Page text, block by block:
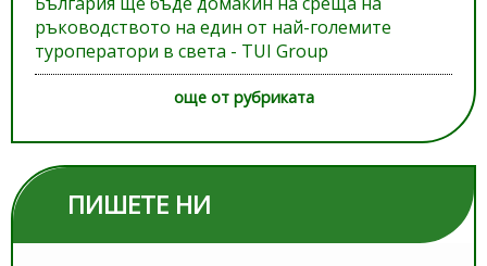
ръководството на един от най-големите
туроператори в света - TUI Group
още от рубриката
ПИШЕТЕ НИ